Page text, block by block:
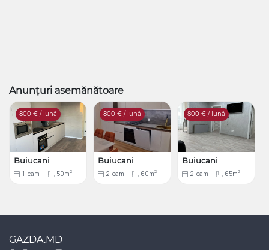
Anunțuri asemănătoare
800 € / lună
Buiucani
1 cam 50m2
800 € / lună
Buiucani
2 cam 60m2
800 € / lună
Buiucani
2 cam 65m2
GAZDA.MD